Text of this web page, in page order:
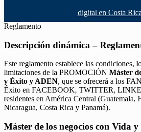
digital en Costa Rica
Reglamento
Descripción dinámica –
Este reglamento establece las condiciones,
limitaciones de la PROMOCIÓN Máster
y Éxito y ADEN, que se ofrecerá a los
Éxito en FACEBOOK, TWITTER,
residentes en América Central (Guatemala,
Nicaragua, Costa Rica y Panamá).
Máster de los negocios con Vida